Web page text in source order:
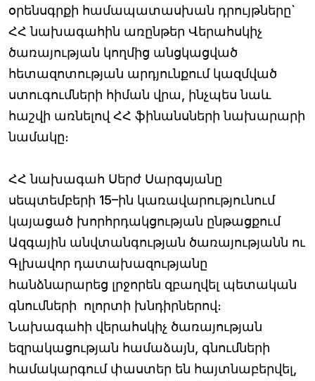
օրենսգրքի համապատասխան դրույթները`
ՀՀ նախագահին առընթեր Վերահսկիչ
ծառայության կողմից անցկացված
հետազոտության արդյունքում կազմված
ստուգումների հիման վրա, ինչպես նաև
հաշվի առնելով ՀՀ ֆինանսների նախարարի
նամակը։
ՀՀ նախագահ Սերժ Սարգսյանը
սեպտեմբերի 15–ին կառավարությունում
կայացած խորհրդակցության ընթացքում
Ազգային անվտանգության ծառայությանն ու
Գլխավոր դատախազությանը
հանձնարարեց լրջորեն զբաղվել պետական
գնումների ոլորտի խնդիրներով։
Նախագահի վերահսկիչ ծառայության
եզրակացության համաձայն, գնումների
համակարգում փաստեր են հայտնաբերվել,